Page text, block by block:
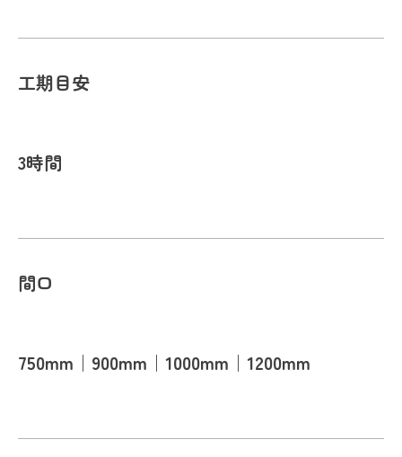
工期目安
3時間
間口
750mm｜900mm｜1000mm｜1200mm